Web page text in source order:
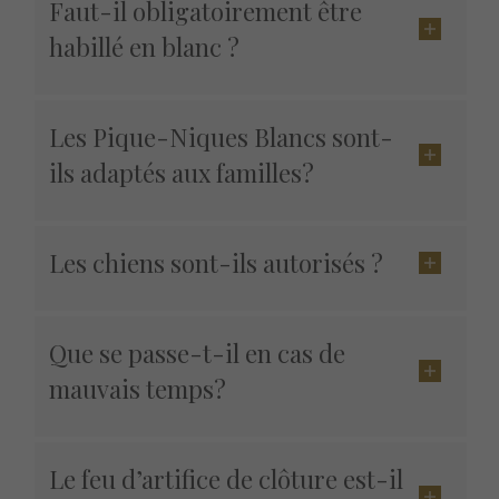
Faut-il obligatoirement être
habillé en blanc ?
Les Pique-Niques Blancs sont-
ils adaptés aux familles?
Les chiens sont-ils autorisés ?
Que se passe-t-il en cas de
mauvais temps?
Le feu d’artifice de clôture est-il